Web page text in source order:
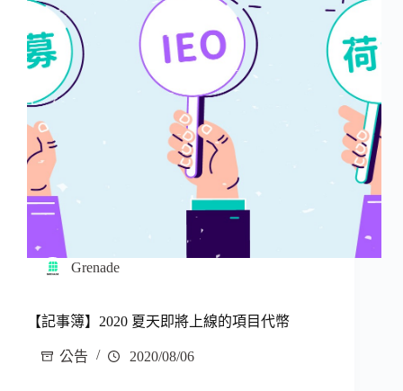
Grenade
【記事簿】2020 夏天即將上線的項目代幣
公告 2020/08/06